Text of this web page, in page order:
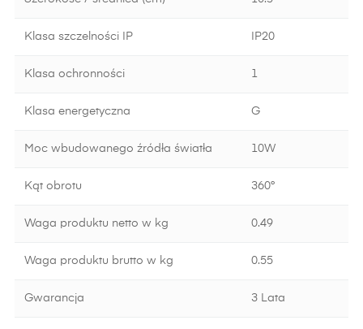
Klasa szczelności IP IP20
Klasa ochronności 1
Klasa energetyczna G
Moc wbudowanego źródła światła 10W
Kąt obrotu 360°
Waga produktu netto w kg 0.49
Waga produktu brutto w kg 0.55
Gwarancja 3 Lata